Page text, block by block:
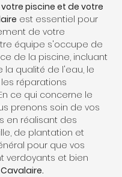
piscine et de votre
est essentiel pour
de votre
équipe s'occupe de
de la piscine, incluant
la qualité de l'eau, le
réparations
ce qui concerne le
prenons soin de vos
en réalisant des
de plantation et
pour que vos
verdoyants et bien
Cavalaire.